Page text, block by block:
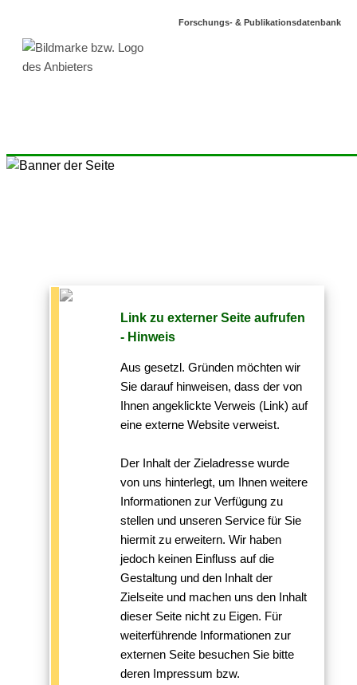
Forschungs- & Publikationsdatenbank
Link zu externer Seite aufrufen
- Hinweis
Aus gesetzl. Gründen möchten wir
Sie darauf hinweisen, dass der von
Ihnen angeklickte Verweis (Link) auf
eine externe Website verweist.
Der Inhalt der Zieladresse wurde
von uns hinterlegt, um Ihnen weitere
Informationen zur Verfügung zu
stellen und unseren Service für Sie
hiermit zu erweitern. Wir haben
jedoch keinen Einfluss auf die
Gestaltung und den Inhalt der
Zielseite und machen uns den Inhalt
dieser Seite nicht zu Eigen. Für
weiterführende Informationen zur
externen Seite besuchen Sie bitte
deren Impressum bzw.